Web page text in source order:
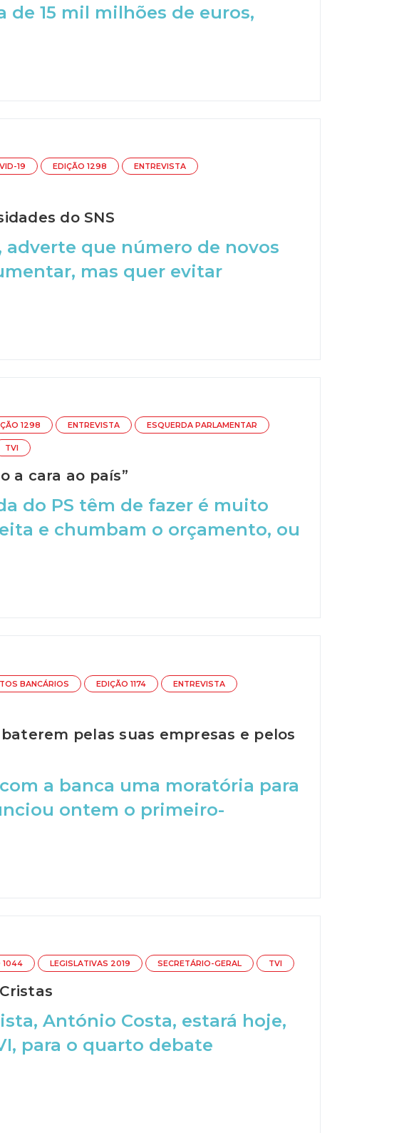
de 15 mil milhões de euros,
19 EDIÇÃO 1298 ENTREVISTA
do SNS
que número de novos
mas quer evitar
1298 ENTREVISTA ESQUERDA PARLAMENTAR
TVI
a cara ao país”
do PS têm de fazer é muito
e chumbam o orçamento, ou
BANCÁRIOS EDIÇÃO 1174 ENTREVISTA
pelas suas empresas e pelos
a banca uma moratória para
ontem o primeiro-
1044 LEGISLATIVAS 2019 SECRETÁRIO-GERAL TVI
António Costa, estará hoje,
para o quarto debate